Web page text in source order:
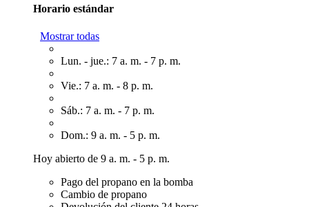
Horario estándar
Mostrar todas
Lun. - jue.: 7 a. m. - 7 p. m.
Vie.: 7 a. m. - 8 p. m.
Sáb.: 7 a. m. - 7 p. m.
Dom.: 9 a. m. - 5 p. m.
Hoy abierto de 9 a. m. - 5 p. m.
Pago del propano en la bomba
Cambio de propano